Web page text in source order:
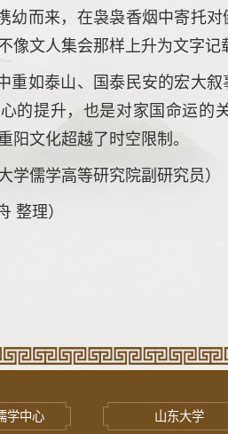
幼而来，在袅袅香烟中寄托
像文人集会那样上升为文字
重如泰山、国泰民安的宏大
的提升，也是对家国命运的
阳文化超越了时空限制。
学儒学高等研究院副研究员）
整理）
学中心 山东大学